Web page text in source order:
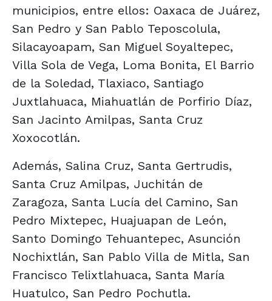
municipios, entre ellos: Oaxaca de Juárez,
San Pedro y San Pablo Teposcolula,
Silacayoapam, San Miguel Soyaltepec,
Villa Sola de Vega, Loma Bonita, El Barrio
de la Soledad, Tlaxiaco, Santiago
Juxtlahuaca, Miahuatlán de Porfirio Díaz,
San Jacinto Amilpas, Santa Cruz
Xoxocotlán.
Además, Salina Cruz, Santa Gertrudis,
Santa Cruz Amilpas, Juchitán de
Zaragoza, Santa Lucía del Camino, San
Pedro Mixtepec, Huajuapan de León,
Santo Domingo Tehuantepec, Asunción
Nochixtlán, San Pablo Villa de Mitla, San
Francisco Telixtlahuaca, Santa María
Huatulco, San Pedro Pochutla.